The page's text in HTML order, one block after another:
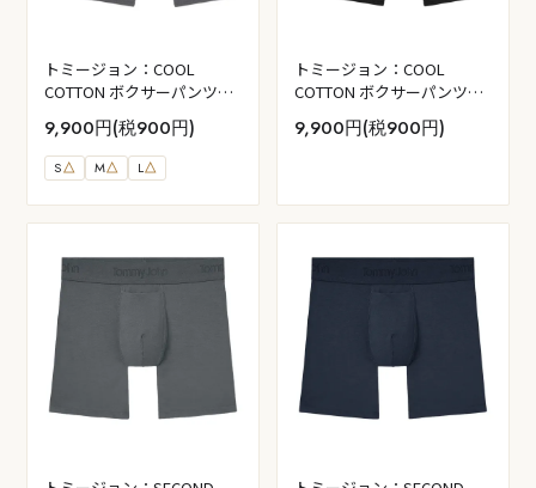
トミージョン：COOL
COTTON ボクサーパンツ
2PK (ネイビー/アイロング
レー)
9,900円(税900円)
S△ M△ L△
トミージョン：COOL
COTTON ボクサーパンツ
2PK (ブラック)
9,900円(税900円)